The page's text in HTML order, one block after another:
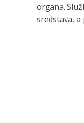
organa.
sredstava,